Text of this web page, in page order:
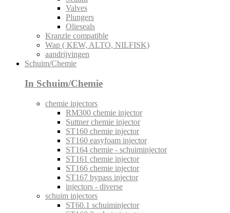
Valves
Plungers
Olieseals
Kranzle compatible
Wap ( KEW, ALTO, NILFISK)
aandrijvingen
Schuim/Chemie
In Schuim/Chemie
chemie injectors
RM300 chemie injector
Suttner chemie injector
ST160 chemie injector
ST160 easyfoam injector
ST164 chemie - schuiminjector
ST161 chemie injector
ST166 chemie injector
ST167 bypass injector
injectors - diverse
schuim injectors
ST60.1 schuiminjector